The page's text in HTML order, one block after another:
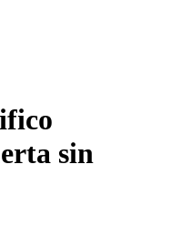
sin